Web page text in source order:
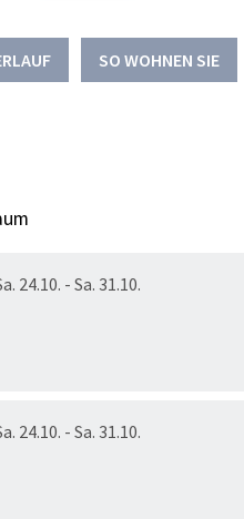
SO WOHNEN SIE
24.10. - Sa. 31.10.
24.10. - Sa. 31.10.